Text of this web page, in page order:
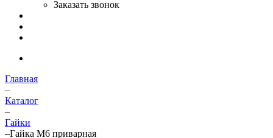
Заказать звонок
Главная
–
Каталог
–
Гайки
–Гайка М6 приварная